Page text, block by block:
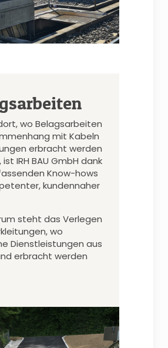
wo Belagsarbeiten
mit Kabeln
erbracht werden
IRH BAU GmbH dank
Know-hows
kundennaher
steht das Verlegen
wo
Dienstleistungen aus
erbracht werden